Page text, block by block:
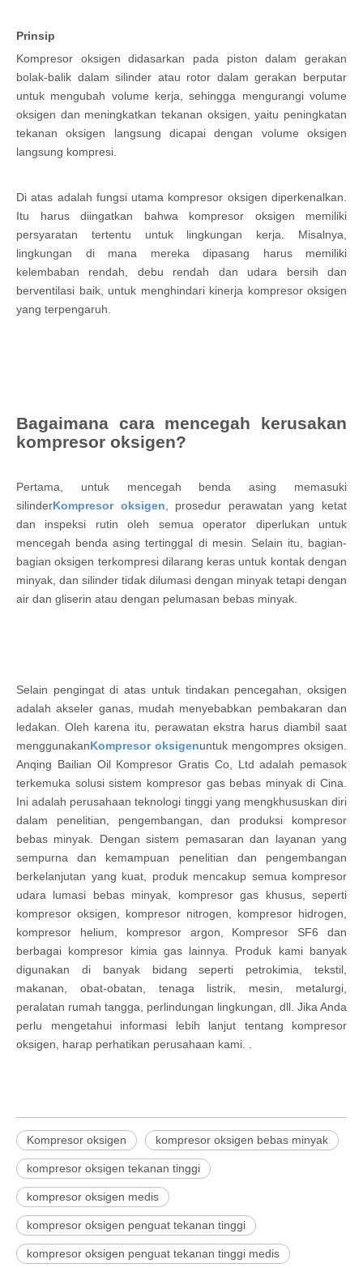
Prinsip
Kompresor oksigen didasarkan pada piston dalam gerakan
bolak-balik dalam silinder atau rotor dalam gerakan berputar
untuk mengubah volume kerja, sehingga mengurangi volume
oksigen dan meningkatkan tekanan oksigen, yaitu peningkatan
tekanan oksigen langsung dicapai dengan volume oksigen
langsung kompresi.
Di atas adalah fungsi utama kompresor oksigen diperkenalkan.
Itu harus diingatkan bahwa kompresor oksigen memiliki
persyaratan tertentu untuk lingkungan kerja. Misalnya,
lingkungan di mana mereka dipasang harus memiliki
kelembaban rendah, debu rendah dan udara bersih dan
berventilasi baik, untuk menghindari kinerja kompresor oksigen
yang terpengaruh.
Bagaimana cara mencegah kerusakan
kompresor oksigen?
Pertama, untuk mencegah benda asing memasuki
silinderKompresor oksigen , prosedur perawatan yang ketat
dan inspeksi rutin oleh semua operator diperlukan untuk
mencegah benda asing tertinggal di mesin. Selain itu, bagian-
bagian oksigen terkompresi dilarang keras untuk kontak dengan
minyak, dan silinder tidak dilumasi dengan minyak tetapi dengan
air dan gliserin atau dengan pelumasan bebas minyak.
Selain pengingat di atas untuk tindakan pencegahan, oksigen
adalah akseler ganas, mudah menyebabkan pembakaran dan
ledakan. Oleh karena itu, perawatan ekstra harus diambil saat
menggunakanKompresor oksigenuntuk mengompres oksigen.
Anqing Bailian Oil Kompresor Gratis Co, Ltd adalah pemasok
terkemuka solusi sistem kompresor gas bebas minyak di Cina.
Ini adalah perusahaan teknologi tinggi yang mengkhususkan diri
dalam penelitian, pengembangan, dan produksi kompresor
bebas minyak. Dengan sistem pemasaran dan layanan yang
sempurna dan kemampuan penelitian dan pengembangan
berkelanjutan yang kuat, produk mencakup semua kompresor
udara lumasi bebas minyak, kompresor gas khusus, seperti
kompresor oksigen, kompresor nitrogen, kompresor hidrogen,
kompresor helium, kompresor argon, Kompresor SF6 dan
berbagai kompresor kimia gas lainnya. Produk kami banyak
digunakan di banyak bidang seperti petrokimia, tekstil,
makanan, obat-obatan, tenaga listrik, mesin, metalurgi,
peralatan rumah tangga, perlindungan lingkungan, dll. Jika Anda
perlu mengetahui informasi lebih lanjut tentang kompresor
oksigen, harap perhatikan perusahaan kami. .
Kompresor oksigen kompresor oksigen bebas minyak
kompresor oksigen tekanan tinggi
kompresor oksigen medis
kompresor oksigen penguat tekanan tinggi
kompresor oksigen penguat tekanan tinggi medis